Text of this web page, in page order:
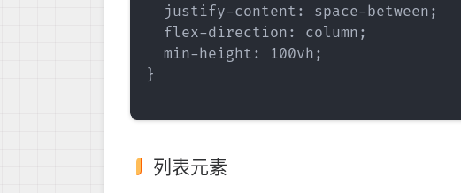
  justify-content: space-between;
  flex-direction: column;
  min-height: 100vh;
}
列表元素